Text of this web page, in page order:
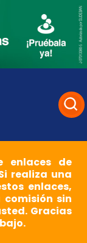
enlaces de
realiza una
enlaces,
sin
Gracias